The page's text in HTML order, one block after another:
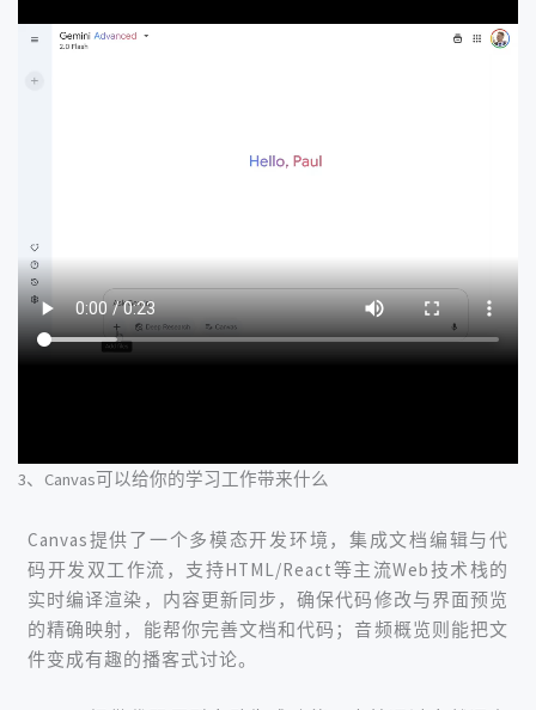
3、Canvas可以给你的学习工作带来什么
Canvas提供了一个多模态开发环境，集成文档编辑与代
码开发双工作流，支持HTML/React等主流Web技术栈的
实时编译渲染， 内容更新同步，确保代码修改与界面预览
的精确映射，能帮你完善文档和代码； 音频概览则能把文
件变成有趣的播客式讨论。